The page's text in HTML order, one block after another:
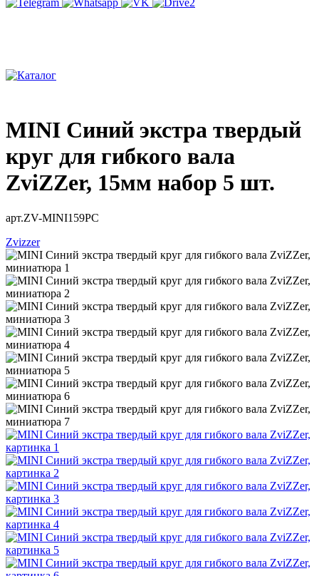
MINI Синий экстра твердый
круг для гибкого вала
ZviZZer, 15мм набор 5 шт.
арт.ZV-MINI159PC
Zvizzer